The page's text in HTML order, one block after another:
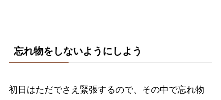
忘れ物をしないようにしよう
初日はただでさえ緊張するので、その中で忘れ物